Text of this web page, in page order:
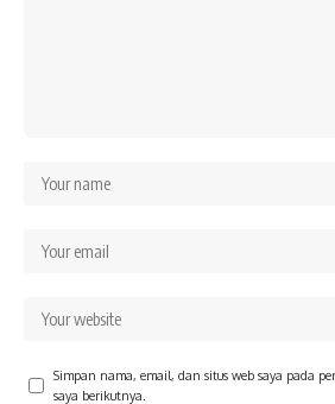
Simpan nama, email, dan situs web saya pada
saya berikutnya.